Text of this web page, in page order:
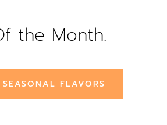
the Month.
FLAVORS